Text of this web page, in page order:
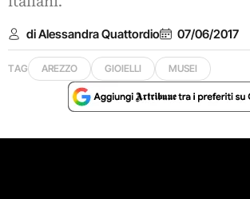
di Alessandra Quattordio 07/06/2017
TAG AREZZO GIOIELLI MUSEI